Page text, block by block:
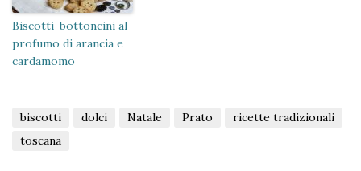
Biscotti-bottoncini al
profumo di arancia e
cardamomo
biscotti dolci Natale Prato
ricette tradizionali
toscana